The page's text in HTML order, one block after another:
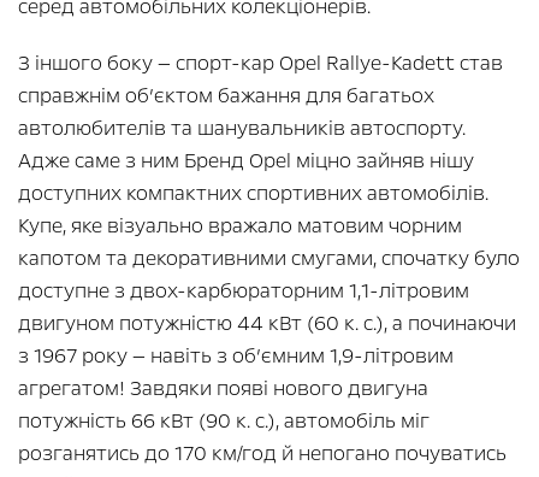
серед автомобільних колекціонерів.
З іншого боку — спорт-кар Opel Rallye-Kadett став
справжнім об’єктом бажання для багатьох
автолюбителів та шанувальників автоспорту.
Адже саме з ним Бренд Opel міцно зайняв нішу
доступних компактних спортивних автомобілів.
Купе, яке візуально вражало матовим чорним
капотом та декоративними смугами, спочатку було
доступне з двох-карбюраторним 1,1-літровим
двигуном потужністю 44 кВт (60 к. с.), а починаючи
з 1967 року — навіть з об’ємним 1,9-літровим
агрегатом! Завдяки появі нового двигуна
потужність 66 кВт (90 к. с.), автомобіль міг
розганятись до 170 км/год й непогано почуватись